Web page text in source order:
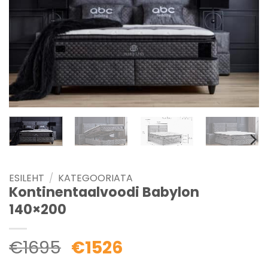
ESILEHT / KATEGOORIATA
Kontinentaalvoodi Babylon
140×200
€1695 €1526